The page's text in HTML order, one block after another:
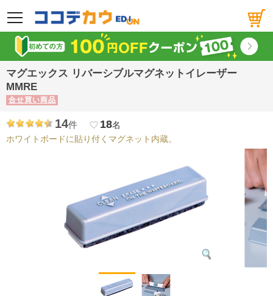
メニュー
マグエックス リバーシブルマグネットイレーザー
MMRE
合せ買い商品
14件 favorite_border 18名
ホワイトボードに貼り付くマグネット内蔵。